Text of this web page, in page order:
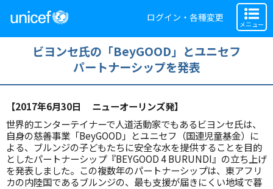
ログイン・各種変更
メニュー
ビヨンセ氏の「BeyGOOD」とユニセフ
パートナーシップを発表
【2017年6月30日 ニューオーリンズ発】
世界的エンターテイナーで人道活動家でもあるビヨンセ氏は、
自身の慈善事業「BeyGOOD」とユニセフ（国連児童基金）に
よる、ブルンジの子どもたちに安全な水を提供することを目的
としたパートナーシップ『BEYGOOD 4 BURUNDI』の立ち上げ
を発表しました。この複数年のパートナーシップは、東アフリ
カの内陸国であるブルンジの、最も支援が届きにくい地域で暮